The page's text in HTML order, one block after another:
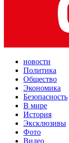
новости
Политика
Общество
Экономика
Безопасность
В мире
История
Эксклюзивы
Фото
Видео